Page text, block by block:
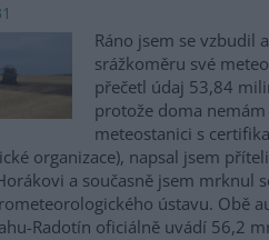
Ráno jsem se vzbudil
srážkoměru své
přečetl údaj 53,84
protože doma
meteostanici s
organizace), napsal jsem příteli
a současně jsem mrknul
ústavu. Obě
Radotín oficiálně uvádí 56,2